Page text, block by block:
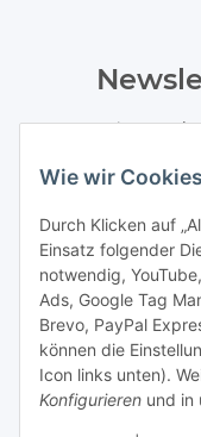
Wie wir
Durch Klicken auf
Einsatz folgender
notwendig,
Ads, Google Tag
Brevo, PayPal
können die
Icon links unten).
Konfigurieren und in
Bitte
Informationen zu
Newsletter Abonnieren
Gesetzliche
Informationen